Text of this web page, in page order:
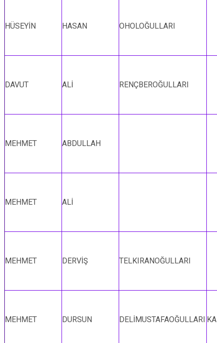
HÜSEYİN HASAN OHOLOĞULLARI
DAVUT ALİ RENÇBEROĞULLARI
MEHMET ABDULLAH
MEHMET ALİ
MEHMET DERVİŞ TELKIRANOĞULLARI
MEHMET DURSUN DELİMUSTAFAOĞULLARI